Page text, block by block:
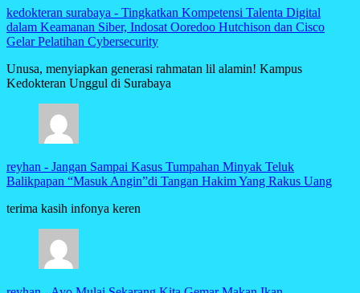
kedokteran surabaya - Tingkatkan Kompetensi Talenta Digital
dalam Keamanan Siber, Indosat Ooredoo Hutchison dan Cisco
Gelar Pelatihan Cybersecurity
Unusa, menyiapkan generasi rahmatan lil alamin! Kampus
Kedokteran Unggul di Surabaya
reyhan - Jangan Sampai Kasus Tumpahan Minyak Teluk
Balikpapan “Masuk Angin”di Tangan Hakim Yang Rakus Uang
terima kasih infonya keren